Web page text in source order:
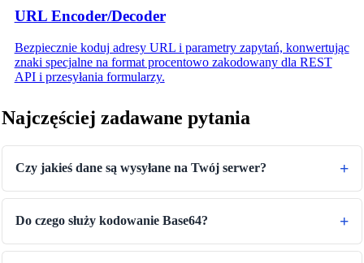
URL Encoder/Decoder
Bezpiecznie koduj adresy URL i parametry zapytań, konwertując
znaki specjalne na format procentowo zakodowany dla REST
API i przesyłania formularzy.
Najczęściej zadawane pytania
Czy jakieś dane są wysyłane na Twój serwer?
Do czego służy kodowanie Base64?